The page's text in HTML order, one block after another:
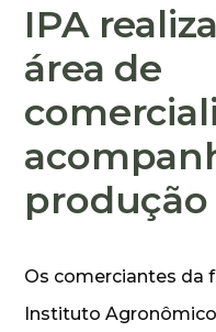
IPA
área de
Os comerciantes da
Instituto